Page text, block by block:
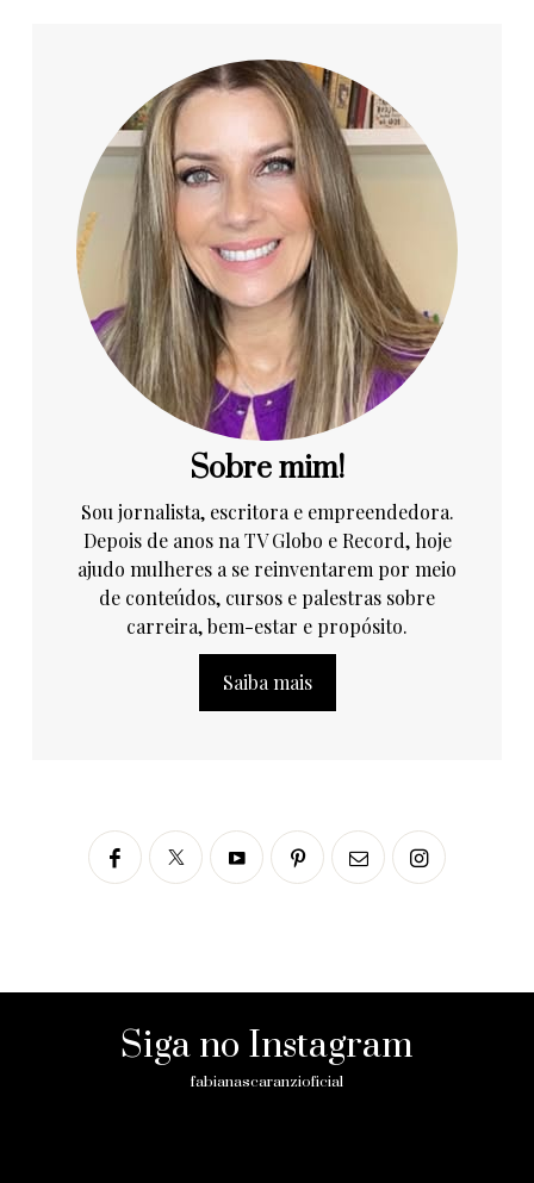
Sobre mim!
Sou jornalista, escritora e empreendedora.
Depois de anos na TV Globo e Record, hoje
ajudo mulheres a se reinventarem por meio
de conteúdos, cursos e palestras sobre
carreira, bem-estar e propósito.
Saiba mais
Siga no Instagram
fabianascaranzioficial